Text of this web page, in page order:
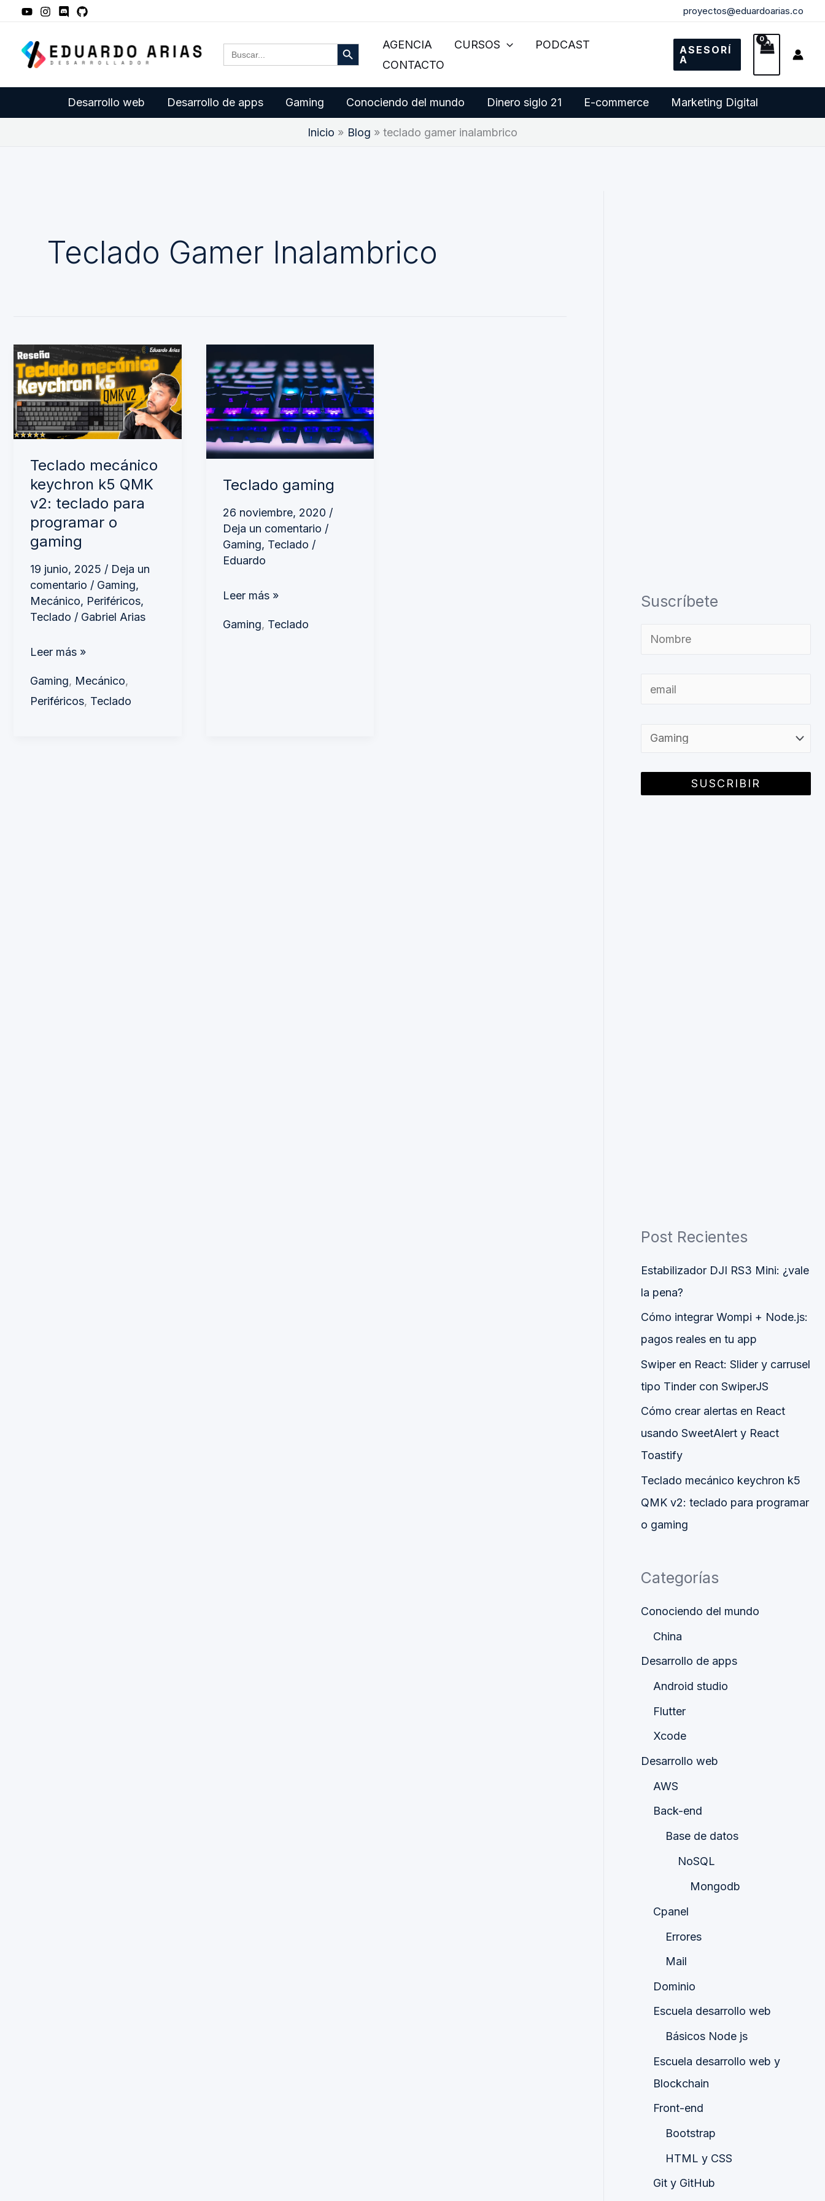
contenido
proyectos@eduardoarias.co
Buscar: Botón de búsquedaAGENCIA CURSOS
PODCAST
CONTACTO
ASESORÍ
A
Desarrollo web Desarrollo de apps Gaming Conociendo del mundo Dinero siglo 21 E-commerce Marketing Digital
Inicio Blog teclado gamer inalambrico
Teclado Gamer Inalambrico
Teclado mecánico
keychron k5 QMK
v2: teclado para
programar o
gaming
19 junio, 2025 / Deja un
comentario / Gaming,
Mecánico, Periféricos,
Teclado / Gabriel Arias
Teclado
mecánico
keychron
k5
QMK
para
o
Leer más »
Gaming, Mecánico,
Periféricos, Teclado
Teclado gaming
26 noviembre, 2020 /
Deja un comentario /
Gaming, Teclado /
Eduardo
gaming
Leer más »
Gaming, Teclado
Suscríbete
Post Recientes
Estabilizador DJI RS3 Mini: ¿vale
la pena?
Cómo integrar Wompi + Node.js:
pagos reales en tu app
Swiper en React: Slider y carrusel
tipo Tinder con SwiperJS
Cómo crear alertas en React
usando SweetAlert y React
Toastify
Teclado mecánico keychron k5
QMK v2: teclado para programar
o gaming
Categorías
Conociendo del mundo
China
Desarrollo de apps
Android studio
Flutter
Xcode
Desarrollo web
AWS
Back-end
Base de datos
NoSQL
Mongodb
Cpanel
Errores
Mail
Dominio
Escuela desarrollo web
Básicos Node js
Escuela desarrollo web y
Blockchain
Front-end
Bootstrap
HTML y CSS
Git y GitHub